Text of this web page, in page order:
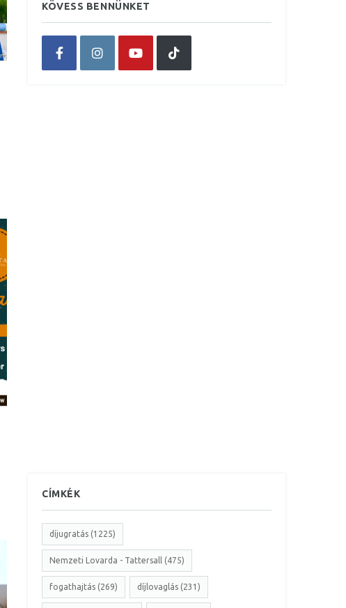
KÖVESS BENNÜNKET
CÍMKÉK
díjugratás (1225)
Nemzeti Lovarda - Tattersall (475)
fogathajtás (269) díjlovaglás (231)